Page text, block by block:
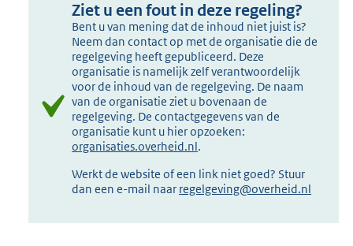
Ziet u een fout in deze regeling?
Bent u van mening dat de inhoud niet juist is?
Neem dan contact op met de organisatie die de
regelgeving heeft gepubliceerd. Deze
organisatie is namelijk zelf verantwoordelijk
voor de inhoud van de regelgeving. De naam
van de organisatie ziet u bovenaan de
regelgeving. De contactgegevens van de
organisatie kunt u hier opzoeken:
organisaties.overheid.nl.
Werkt de website of een link niet goed? Stuur
dan een e-mail naar regelgeving@overheid.nl